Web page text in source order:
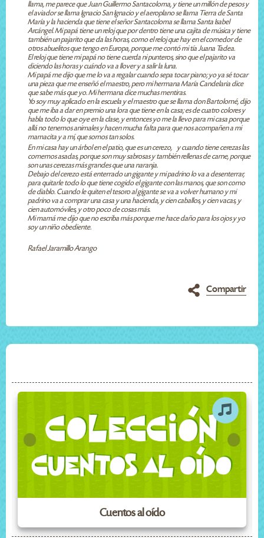
llama, me parece que Juan Guillermo Santacoloma, y tiene un millón de pesos y
el aviador se llama Ignacio San Ignacio y el aeroplano se llama Tierra de Santa
María y la hacienda que tiene el señor Santacoloma se llama Santa Isabel
Arcángel. Mi papá tiene un reloj que por dentro tiene una cajita de música y tiene
también un pajarito que da las horas, como el reloj que hay en el comedor de
otros abuelitos que tengo en Europa, porque me contó mi tía Juana Tadea.
El reloj que tiene mi papá no tiene cuerda ni punteros, sino que el pajarito va
diciendo las horas y cuándo va a llover y a salir la luna.
Mi papá me dijo que me lo va a regalar cuando sepa tocar piano; yo ya sé tocar
una pieza que me enseñó el maestro, pero mi hermana María Candelaria dice
que sabe más que yo. Mi hermana dice muchas mentiras.
Yo soy muy aplicado en la escuela y el maestro que se llama don Bartolomé, dijo
que me iba a dar en premio una lora que tiene en la casa; es de cuatro colores y
habla todo lo que oye en la clase, y entonces yo me la llevo para mi casa porque
allá no tenemos animales y hacen mucha falta para que nos acompañen a mi
mamacita y a mí, que somos tan solos.
En mi casa hay un árbol en el patio, que es un cerezo, y cuando tiene cerezas las
comemos asadas, porque son muy sabrosas y también rellenas de carne, porque
son unas cerezas más grandes que una naranja.
Debajo del cerezo está enterrado un gigante y mi padrino lo va a desenterrar,
para quitarle todo lo que tiene cogido el gigante con las manos, que son como
de diablo. Cuando le quiten el tesoro al gigante se va a volver humano y mi
padrino va a comprar una casa y una hacienda, y cien caballos, y cien vacas, y
cien automóviles, y otro poco de cosas más.
Mi mamá me dijo que no escriba más porque me hace daño para los ojos y yo
soy un niño obediente.
Rafael Jaramillo Arango
Compartir
Cuentos al oído